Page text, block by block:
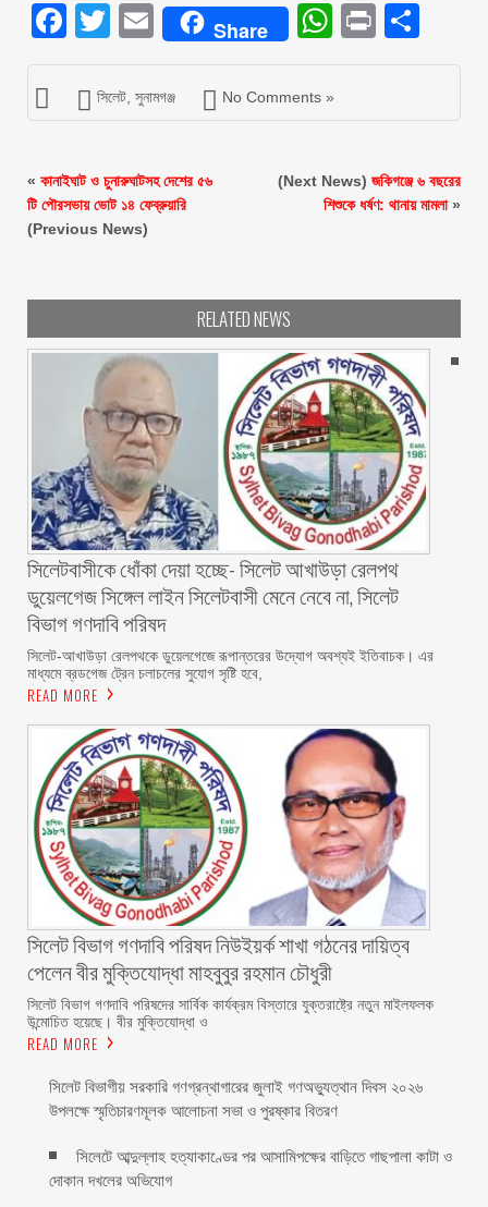
Facebook
Twitter
EmailShare Print
সিলেট সুনামগঞ্জ No Comments »
« কানাইঘাট ও চুনারুঘাটসহ দেশের ৫৬
টি পৌরসভায় ভোট ১৪ ফেব্রুয়ারি
(Previous News)
(Next News) জকিগঞ্জে ৬ বছরের
শিশুকে ধর্ষণ: থানায় মামলা»
RELATED NEWS
‎সিলেটবাসীকে ধোঁকা দেয়া হচ্ছে- সিলেট আখাউড়া রেলপথ
ডুয়েলগেজ সিঙ্গেল লাইন সিলেটবাসী মেনে নেবে না, সিলেট
বিভাগ গণদাবি পরিষদ
‎​সিলেট-আখাউড়া রেলপথকে ডুয়েলগেজে রূপান্তরের উদ্যোগ অবশ্যই ইতিবাচক। এর
মাধ্যমে ব্রডগেজ ট্রেন চলাচলের সুযোগ সৃষ্টি হবে,
READ MORE
সিলেট বিভাগ গণদাবি পরিষদ নিউইয়র্ক শাখা গঠনের দায়িত্ব
পেলেন বীর মুক্তিযোদ্ধা মাহবুবুর রহমান চৌধুরী ‎ ‎
‎সিলেট বিভাগ গণদাবি পরিষদের সার্বিক কার্যক্রম বিস্তারে যুক্তরাষ্ট্রে নতুন মাইলফলক
উন্মোচিত হয়েছে। বীর মুক্তিযোদ্ধা ও
READ MORE
সিলেট বিভাগীয় সরকারি গণগ্রন্থাগারের জুলাই গণঅভ্যুত্থান দিবস ২০২৬
উপলক্ষে স্মৃতিচারণমূলক আলোচনা সভা ও পুরষ্কার বিতরণ ‎ ‎
সিলেটে আব্দুল্লাহ হত্যাকাণ্ডের পর আসামিপক্ষের বাড়িতে গাছপালা কাটা ও
দোকান দখলের অভিযোগ